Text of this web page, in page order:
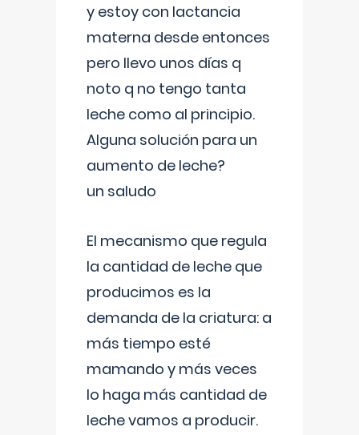
y estoy con lactancia
materna desde entonces
pero llevo unos días q
noto q no tengo tanta
leche como al principio.
Alguna solución para un
aumento de leche?
un saludo
El mecanismo que regula
la cantidad de leche que
producimos es la
demanda de la criatura: a
más tiempo esté
mamando y más veces
lo haga más cantidad de
leche vamos a producir.